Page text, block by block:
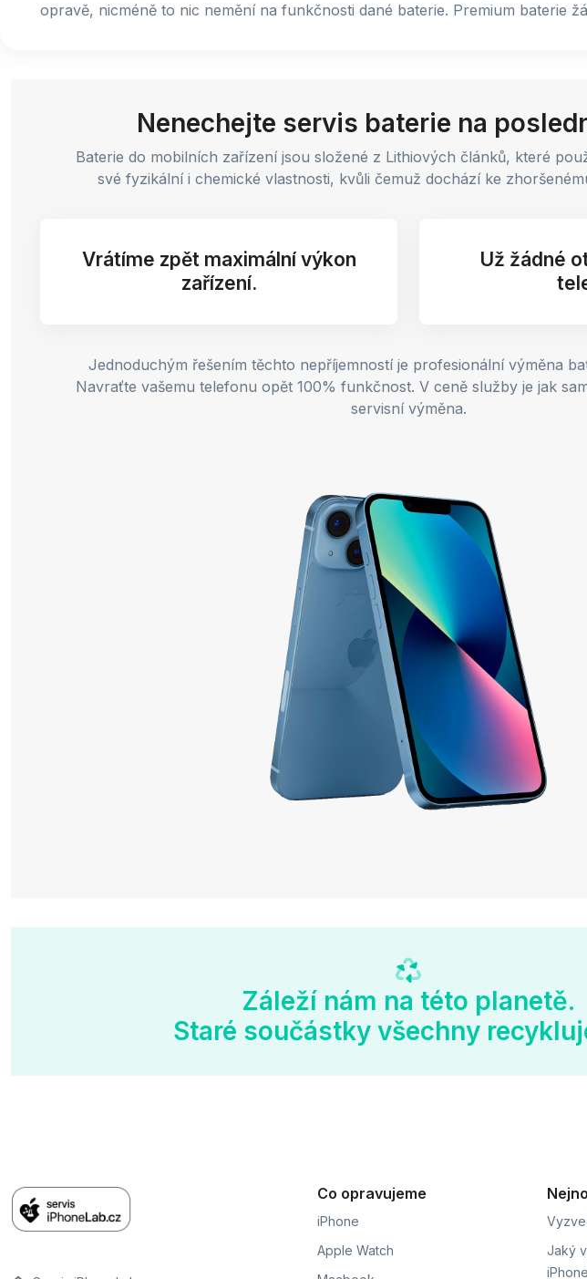
opravě, nicméně to nic nemění na funkčnosti dané baterie. Premium baterie
Nenechejte servis baterie na
Baterie do mobilních zařízení jsou složené z Lithiových článků, které
své fyzikální i chemické vlastnosti, kvůli čemuž dochází ke
Vrátíme zpět maximální výkon
zařízení.
Už žádné
Jednoduchým řešením těchto nepříjemností je profesionální výměna
Navraťte vašemu telefonu opět 100% funkčnost. V ceně služby je jak
servisní výměna.
Záleží nám na této planetě.
Staré součástky všechny
Co opravujeme
iPhone
Apple Watch
Jaký